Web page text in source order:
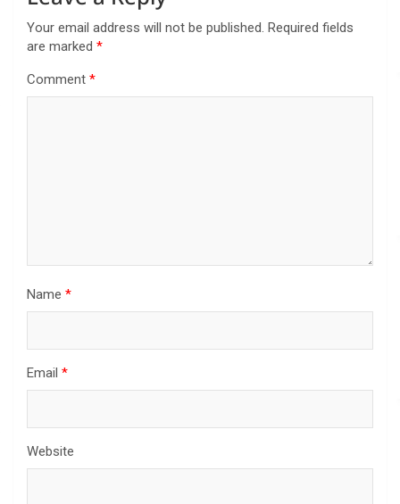
Your email address will not be published. Required fields
are marked *
Comment *
Name *
Email *
Website